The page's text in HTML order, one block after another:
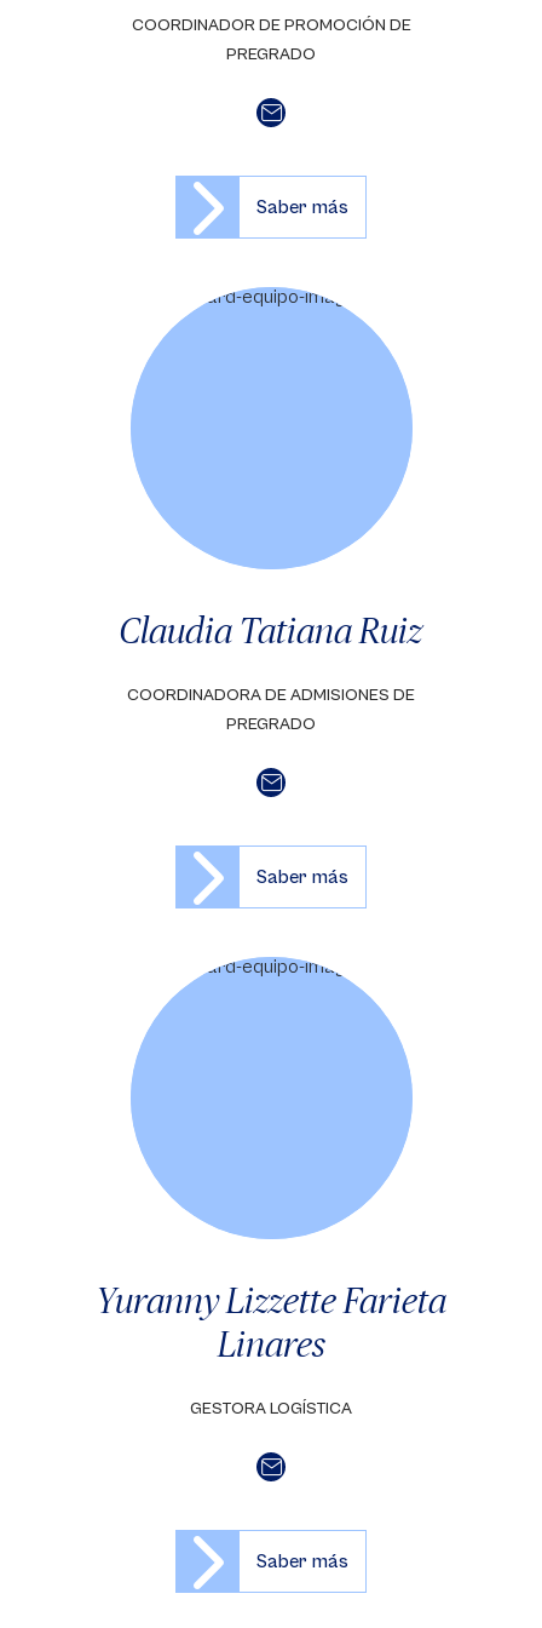
COORDINADOR DE PROMOCIÓN DE
PREGRADO
Saber más
Claudia Tatiana Ruiz
COORDINADORA DE ADMISIONES DE
PREGRADO
Saber más
Yuranny Lizzette Farieta
Linares
GESTORA LOGÍSTICA
Saber más